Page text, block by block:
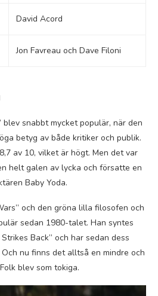
David Acord
Jon Favreau och Dave Filoni
blev snabbt mycket populär, när den
betyg av både kritiker och publik.
av 10, vilket är högt. Men det var
helt galen av lycka och försatte en
Baby Yoda.
och den gröna lilla filosofen och
sedan 1980-talet. Han syntes
Back” och har sedan dess
nu finns det alltså en mindre och
blev som tokiga.